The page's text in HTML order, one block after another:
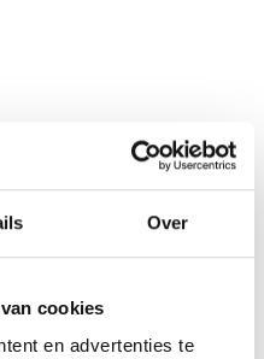
Over
cookies
en advertenties te